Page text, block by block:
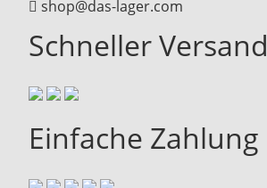
shop@das-lager.com
Schneller Versand
Einfache Zahlung